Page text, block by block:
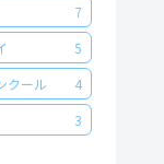
7
5
クール
4
3